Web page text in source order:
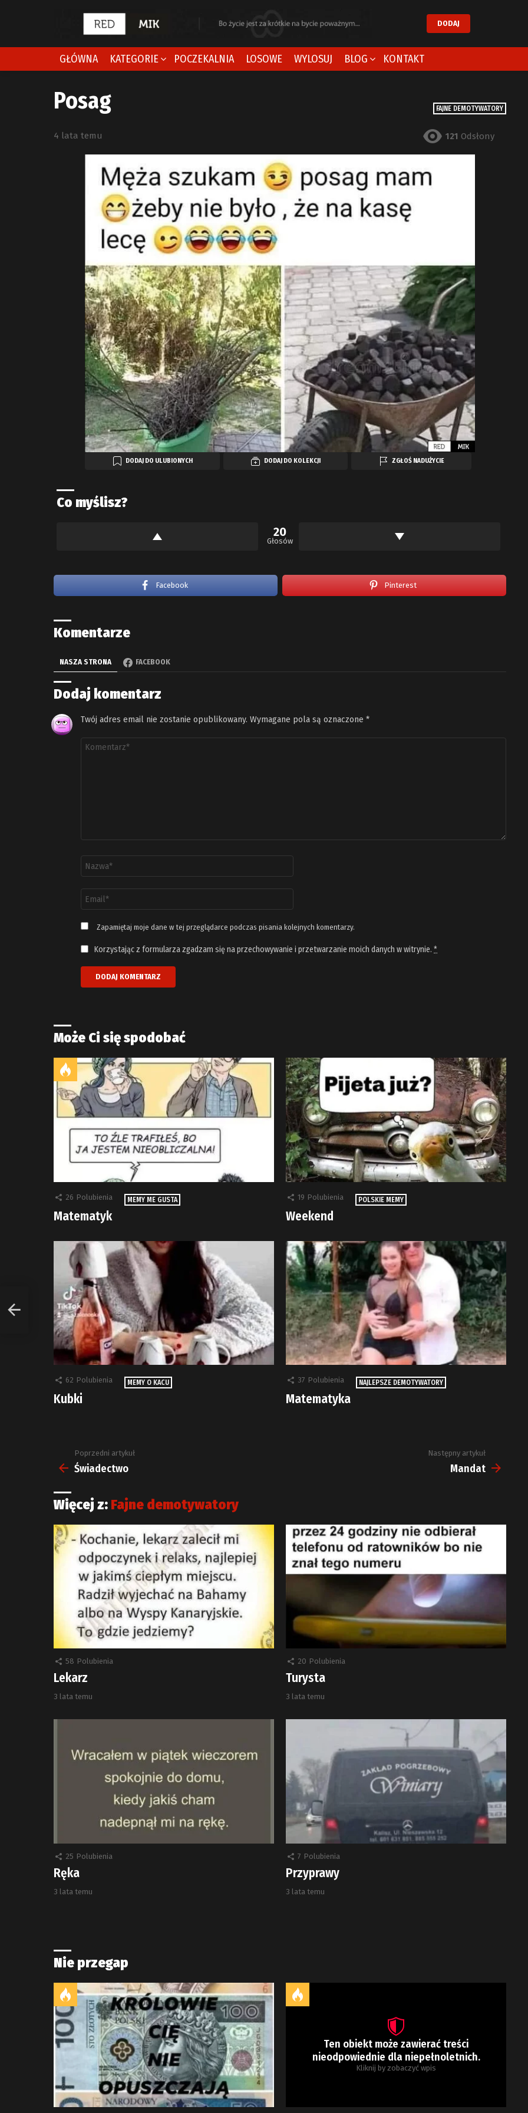
DODAJ
GŁÓWNA KATEGORIE POCZEKALNIA LOSOWE WYLOSUJ BLOG KONTAKT
FAJNE DEMOTYWATORY
Posag
4 lata temu 121 Odsłony
DODAJ DO ULUBIONYCH DODAJ DO KOLEKCJI ZGŁOŚ NADUŻYCIE
Co myślisz?
20
Głosów
Facebook Pinterest
Komentarze
NASZA STRONA FACEBOOK
Dodaj komentarz
Twój adres email nie zostanie opublikowany. Wymagane pola są oznaczone *
Komentarz
email
*
Zapamiętaj moje dane w tej przeglądarce podczas pisania kolejnych komentarzy.
Korzystając z formularza zgadzam się na przechowywanie i przetwarzanie moich danych w witrynie. *
Może Ci się spodobać
26 Polubienia MEMY ME GUSTA
Matematyk
19 Polubienia POLSKIE MEMY
Weekend
62 Polubienia MEMY O KACU
Kubki
37 Polubienia NAJLEPSZE DEMOTYWATORY
Matematyka
Zobacz
więcej
Poprzedni artykuł
Świadectwo
Następny artykuł
Mandat
Więcej z: Fajne demotywatory
58 Polubienia
Lekarz
3 lata temu
20 Polubienia
Turysta
3 lata temu
25 Polubienia
Ręka
3 lata temu
7 Polubienia
Przyprawy
3 lata temu
Nie przegap
Ten obiekt może zawierać treści
nieodpowiednie dla niepełnoletnich.
Kliknij by zobaczyć wpis